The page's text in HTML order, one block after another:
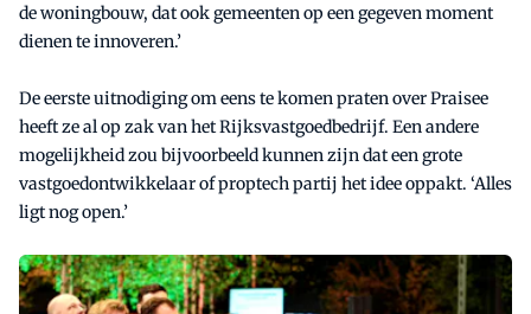
de woningbouw, dat ook gemeenten op een gegeven moment
dienen te innoveren.’
De eerste uitnodiging om eens te komen praten over Praisee
heeft ze al op zak van het Rijksvastgoedbedrijf. Een andere
mogelijkheid zou bijvoorbeeld kunnen zijn dat een grote
vastgoedontwikkelaar of proptech partij het idee oppakt. ‘Alles
ligt nog open.’